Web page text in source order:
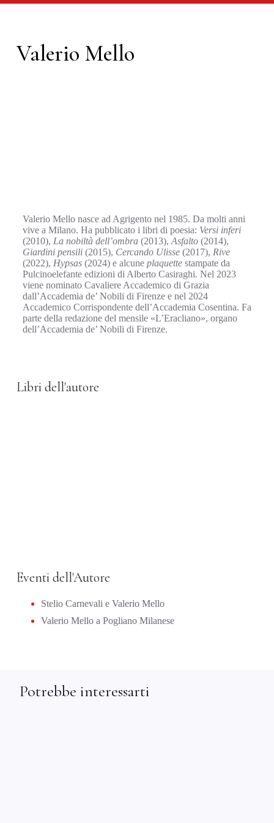
Valerio Mello
Valerio Mello nasce ad Agrigento nel 1985. Da molti anni
vive a Milano. Ha pubblicato i libri di poesia: Versi inferi
(2010), La nobiltà dell’ombra(2013), Asfalto(2014),
Giardini pensili(2015), Cercando Ulisse(2017), Rive
(2022), Hypsas(2024) e alcune plaquettestampate da
Pulcinoelefante edizioni di Alberto Casiraghi. Nel 2023
viene nominato Cavaliere Accademico di Grazia
dall’Accademia de’ Nobili di Firenze e nel 2024
Accademico Corrispondente dell’Accademia Cosentina. Fa
parte della redazione del mensile «L’Eracliano», organo
dell’Accademia de’ Nobili di Firenze.
Libri dell'autore
Eventi dell'Autore
Stelio Carnevali e Valerio Mello
Valerio Mello a Pogliano Milanese
Potrebbe interessarti